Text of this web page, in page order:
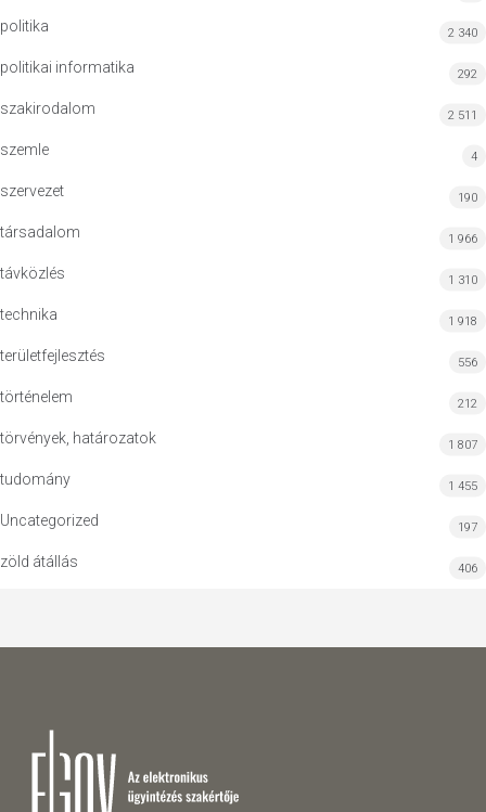
politika 2 340
politikai informatika 292
szakirodalom 2 511
szemle 4
szervezet 190
társadalom 1 966
távközlés 1 310
technika 1 918
területfejlesztés 556
történelem 212
törvények, határozatok 1 807
tudomány 1 455
Uncategorized 197
zöld átállás 406